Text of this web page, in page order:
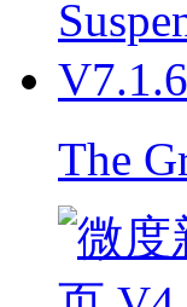
The